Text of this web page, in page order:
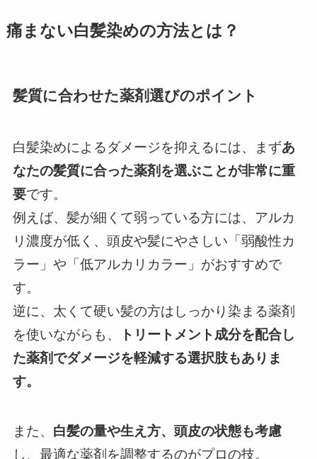
痛まない白髪染めの方法とは？
髪質に合わせた薬剤選びのポイント
白髪染めによるダメージを抑えるには、まずあ
なたの髪質に合った薬剤を選ぶことが非常に重
要です。
例えば、髪が細くて弱っている方には、アルカ
リ濃度が低く、頭皮や髪にやさしい「弱酸性カ
ラー」や「低アルカリカラー」がおすすめで
す。
逆に、太くて硬い髪の方はしっかり染まる薬剤
を使いながらも、
トリートメント成分を配合し
た薬剤でダメージを軽減する選択肢もありま
す。
また、 白髪の量や生え方、頭皮の状態も考慮
し、最適な薬剤を調整するのがプロの技。